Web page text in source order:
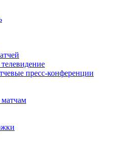
пресс-конференции